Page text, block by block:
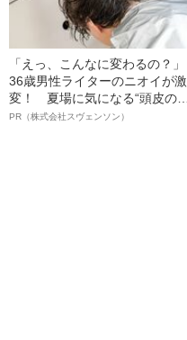
「えっ、こんなに変わるの？」
36歳男性ライターのニオイが激
変！ 夏場に気になる“頭皮のニ
オイ”や“ベタつき”を解消す
PR（株式会社スヴェンソン）